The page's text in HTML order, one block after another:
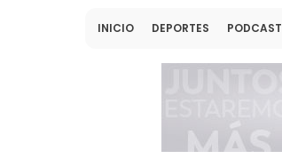
INICIO DEPORTES PODCAST